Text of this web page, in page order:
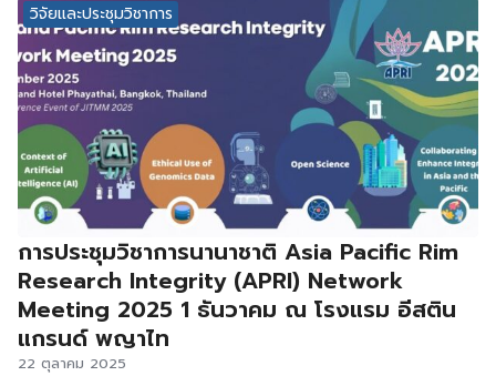
วิจัยและประชุมวิชาการ
การประชุมวิชาการนานาชาติ Asia Pacific Rim
Research Integrity (APRI) Network
Meeting 2025 1 ธันวาคม ณ โรงแรม อีสติน
แกรนด์ พญาไท
22 ตุลาคม 2025